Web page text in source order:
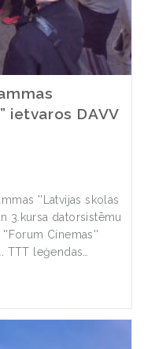
ietvaros DAVV
''Latvijas skolas
3.kursa datorsistēmu
Cinemas''
TTT leģendas…